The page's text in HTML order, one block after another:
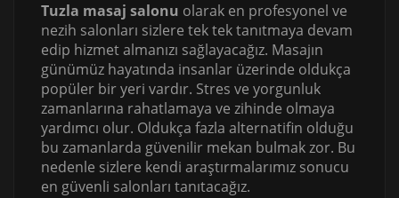
Tuzla masaj salonu olarak en profesyonel ve
nezih salonları sizlere tek tek tanıtmaya devam
edip hizmet almanızı sağlayacağız. Masajın
günümüz hayatında insanlar üzerinde oldukça
popüler bir yeri vardır. Stres ve yorgunluk
zamanlarına rahatlamaya ve zihinde olmaya
yardımcı olur. Oldukça fazla alternatifin olduğu
bu zamanlarda güvenilir mekan bulmak zor. Bu
nedenle sizlere kendi araştırmalarımız sonucu
en güvenli salonları tanıtacağız.